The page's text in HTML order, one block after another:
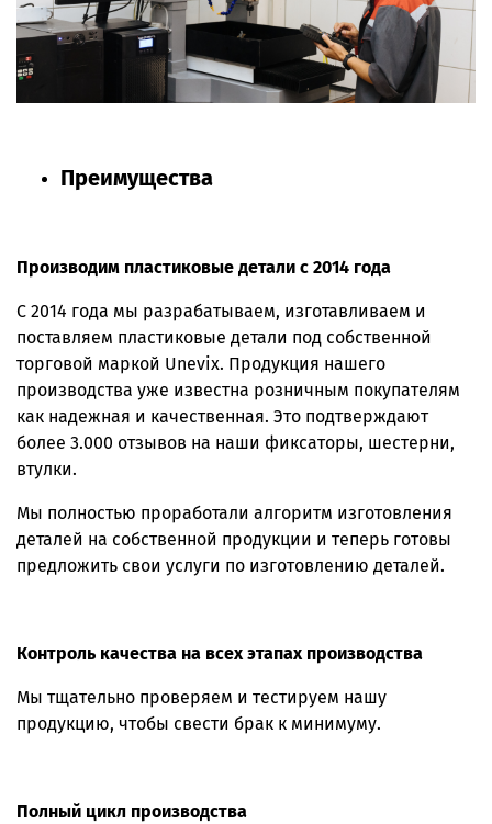
Преимущества
Производим пластиковые детали с 2014 года
С 2014 года мы разрабатываем, изготавливаем и
поставляем пластиковые детали под собственной
торговой маркой Unevix. Продукция нашего
производства уже известна розничным покупателям
как надежная и качественная. Это подтверждают
более 3.000 отзывов на наши фиксаторы, шестерни,
втулки.
Мы полностью проработали алгоритм изготовления
деталей на собственной продукции и теперь готовы
предложить свои услуги по изготовлению деталей.
Контроль качества на всех этапах производства
Мы тщательно проверяем и тестируем нашу
продукцию, чтобы свести брак к минимуму.
Полный цикл производства